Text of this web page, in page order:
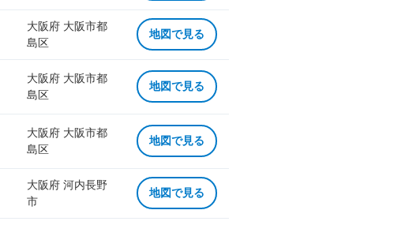
大阪府 大阪市都
島区
地図で見る
大阪府 大阪市都
島区
地図で見る
大阪府 大阪市都
島区
地図で見る
大阪府 河内長野
市
地図で見る